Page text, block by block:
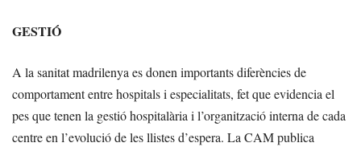
GESTIÓ
A la sanitat madrilenya es donen importants diferències de
comportament entre hospitals i especialitats, fet que evidencia el
pes que tenen la gestió hospitalària i l’organització interna de cada
centre en l’evolució de les llistes d’espera. La CAM publica